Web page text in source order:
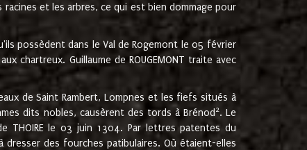
et les arbres, ce qui est bien dommage pour
possèdent dans le Val de Rogemont le 05 février
chartreux. Guillaume de ROUGEMONT traite avec
de Saint Rambert, Lompnes et les fiefs situés à
dits nobles, causèrent des tords à Brénod 2. Le
THOIRE le 03 juin 1304. Par lettres patentes du
dresser des fourches patibulaires. Où étaient-elles